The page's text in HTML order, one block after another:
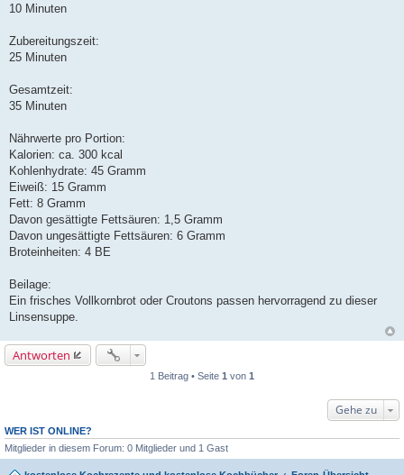
10 Minuten
Zubereitungszeit:
25 Minuten
Gesamtzeit:
35 Minuten
Nährwerte pro Portion:
Kalorien: ca. 300 kcal
Kohlenhydrate: 45 Gramm
Eiweiß: 15 Gramm
Fett: 8 Gramm
Davon gesättigte Fettsäuren: 1,5 Gramm
Davon ungesättigte Fettsäuren: 6 Gramm
Broteinheiten: 4 BE
Beilage:
Ein frisches Vollkornbrot oder Croutons passen hervorragend zu dieser
Linsensuppe.
Antworten
1 Beitrag • Seite 1 von 1
Gehe zu
WER IST ONLINE?
Mitglieder in diesem Forum: 0 Mitglieder und 1 Gast